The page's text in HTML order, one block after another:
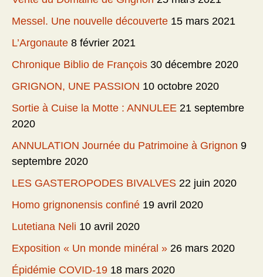
Messel. Une nouvelle découverte 15 mars 2021
L’Argonaute 8 février 2021
Chronique Biblio de François 30 décembre 2020
GRIGNON, UNE PASSION 10 octobre 2020
Sortie à Cuise la Motte : ANNULEE 21 septembre
2020
ANNULATION Journée du Patrimoine à Grignon 9
septembre 2020
LES GASTEROPODES BIVALVES 22 juin 2020
Homo grignonensis confiné 19 avril 2020
Lutetiana Neli 10 avril 2020
Exposition « Un monde minéral » 26 mars 2020
Épidémie COVID-19 18 mars 2020